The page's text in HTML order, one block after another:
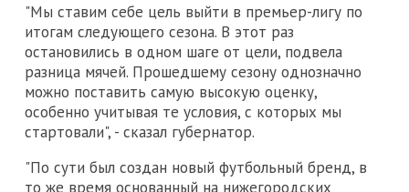
"Мы ставим себе цель выйти в премьер-лигу по
итогам следующего сезона. В этот раз
остановились в одном шаге от цели, подвела
разница мячей. Прошедшему сезону однозначно
можно поставить самую высокую оценку,
особенно учитывая те условия, с которых мы
стартовали", - сказал губернатор.
"По сути был создан новый футбольный бренд, в
то же время основанный на нижегородских